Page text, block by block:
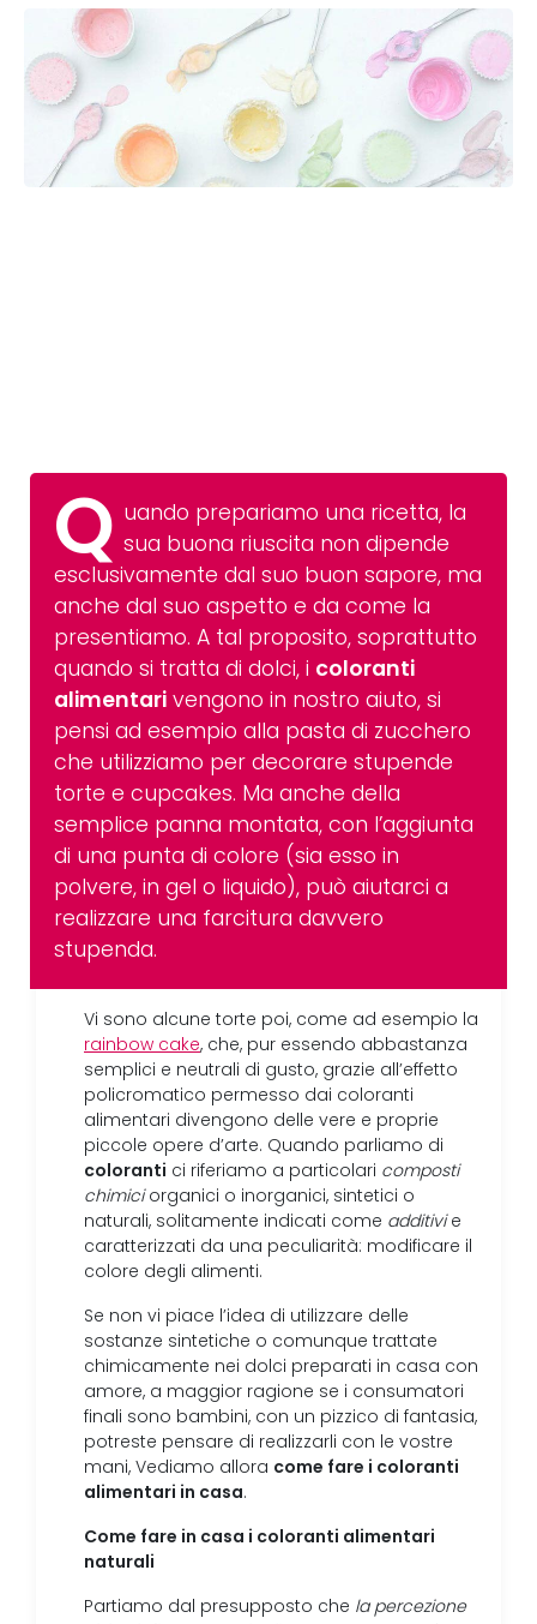
Q uando prepariamo una ricetta, la
sua buona riuscita non dipende
esclusivamente dal suo buon sapore, ma
anche dal suo aspetto e da come la
presentiamo. A tal proposito, soprattutto
quando si tratta di dolci, i coloranti
alimentari vengono in nostro aiuto, si
pensi ad esempio alla pasta di zucchero
che utilizziamo per decorare stupende
torte e cupcakes. Ma anche della
semplice panna montata, con l’aggiunta
di una punta di colore (sia esso in
polvere, in gel o liquido), può aiutarci a
realizzare una farcitura davvero
stupenda.
Vi sono alcune torte poi, come ad esempio la
rainbow cake, che, pur essendo abbastanza
semplici e neutrali di gusto, grazie all’effetto
policromatico permesso dai coloranti
alimentari divengono delle vere e proprie
piccole opere d’arte. Quando parliamo di
coloranti ci riferiamo a particolari composti
chimiciorganici o inorganici, sintetici o
naturali, solitamente indicati come additivie
caratterizzati da una peculiarità: modificare il
colore degli alimenti.
Se non vi piace l’idea di utilizzare delle
sostanze sintetiche o comunque trattate
chimicamente nei dolci preparati in casa con
amore, a maggior ragione se i consumatori
finali sono bambini, con un pizzico di fantasia,
potreste pensare di realizzarli con le vostre
mani, Vediamo allora come fare i coloranti
alimentari in casa.
Come fare in casa i coloranti alimentari
naturali
Partiamo dal presupposto che la percezione